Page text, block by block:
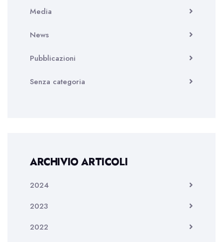
Media
News
Pubblicazioni
Senza categoria
ARCHIVIO ARTICOLI
2024
2023
2022